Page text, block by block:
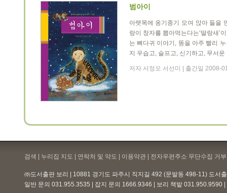
범아이
아랫목에 옹기종기 모여 앉아 들을
랑이 창자를 뽑아먹는다는‘딸랑새’
는 뼈다귀 이야기, 똥을 아주 빨리
지 우습고, 슬프고, 신기하고, 무서
저자 서정오 서선미 | 출간일 2008-
검색 | 누리집 지도 | 연락처 및 약도 | 이용약관 | 전자우편주소 무단수집 거
㈜도서출판 보리 | 10881 경기도 파주시 직지길 492 (문발동 498-11) 도서
일반 문의 031.955.3535 | 잡지 문의 1666.9346 | 보리 책밭 031.950.9590